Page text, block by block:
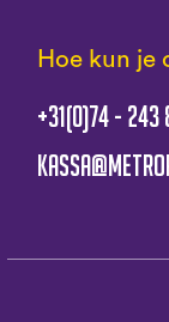
Hoe kun je
+31(0)74 - 243